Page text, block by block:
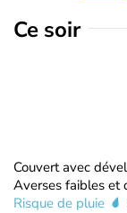
Ce soir
Couvert avec
Averses faibles et
Risque de pluie